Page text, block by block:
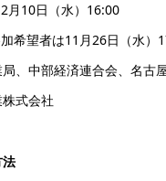
月10日（水）16:00
11月26日（水）17:00
、中部経済連合会、名古
式会社